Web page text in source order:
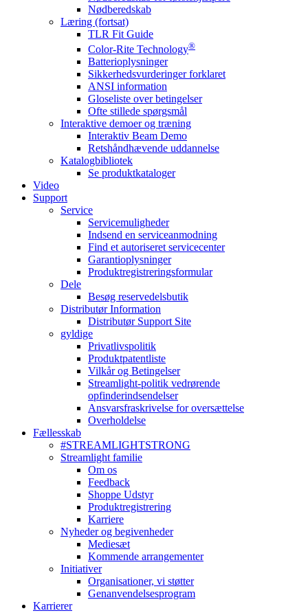
Nødberedskab
Læring (fortsat)
TLR Fit Guide
Color-Rite Technology®
Batterioplysninger
Sikkerhedsvurderinger forklaret
ANSI information
Gloseliste over betingelser
Ofte stillede spørgsmål
Interaktive demoer og træning
Interaktiv Beam Demo
Retshåndhævende uddannelse
Katalogbibliotek
Se produktkataloger
Video
Support
Service
Servicemuligheder
Indsend en serviceanmodning
Find et autoriseret servicecenter
Garantioplysninger
Produktregistreringsformular
Dele
Besøg reservedelsbutik
Distributør Information
Distributør Support Site
gyldige
Privatlivspolitik
Produktpatentliste
Vilkår og Betingelser
Streamlight-politik vedrørende
opfinderindsendelser
Ansvarsfraskrivelse for oversættelse
Overholdelse
Fællesskab
#STREAMLIGHTSTRONG
Streamlight familie
Om os
Feedback
Shoppe Udstyr
Produktregistrering
Karriere
Nyheder og begivenheder
Mediesæt
Kommende arrangementer
Initiativer
Organisationer, vi støtter
Genanvendelsesprogram
Karrierer